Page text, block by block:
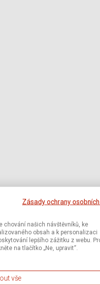
Zásady ochrany
chování našich návštěvníků, ke
obsah a k personalizaci
lepšího zážitku z webu.
na tlačítko „Ne, upravit“.
vše